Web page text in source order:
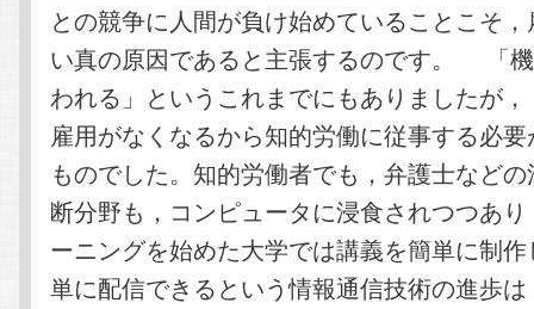
との競争に人間が負け始めていることこそ
い真の原因であると主張するのです。 「
われる」というこれまでにもありましたが
雇用がなくなるから知的労働に従事する必
ものでした。知的労働者でも，弁護士など
断分野も，コンピュータに浸食されつつあ
ーニングを始めた大学では講義を簡単に制
単に配信できるという情報通信技術の進歩